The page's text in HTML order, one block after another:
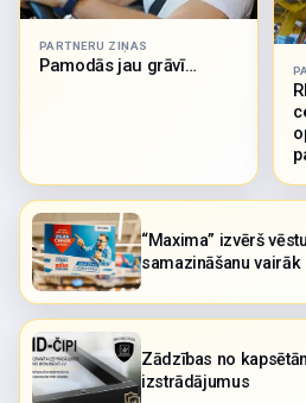
PARTNERU ZIŅAS
Pamodās jau grāvī…
“Maxima” izvērš
samazināšanu vairāk
Zādzības no
izstrādājumus